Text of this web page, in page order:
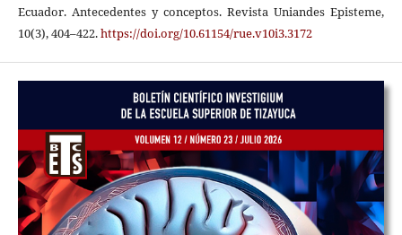
Ecuador. Antecedentes y conceptos. Revista Uniandes Episteme,
10(3), 404–422.https://doi.org/10.61154/rue.v10i3.3172